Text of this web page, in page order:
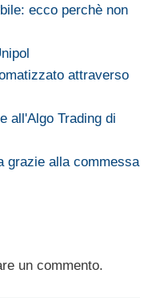
ecco perchè non
attraverso
all'Algo Trading di
grazie alla commessa
un commento.